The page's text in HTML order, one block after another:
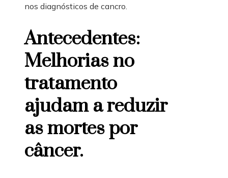
nos diagnósticos de cancro.
Antecedentes:
Melhorias no
tratamento
ajudam a reduzir
as mortes por
câncer.